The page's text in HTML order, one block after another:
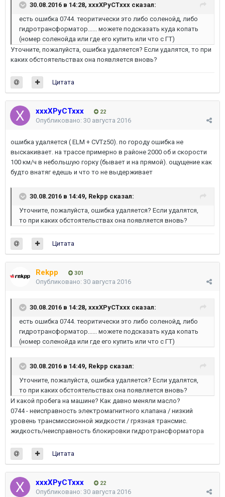
30.08.2016 в 14:28, xxxXPyCTxxx сказал:
есть ошибка 0744. теоритически это либо соленойд, либо
гидротрансформатор...... можете подсказать куда копать
(номер соленойда или где его купить или что с ГТ)
Уточните, пожалуйста, ошибка удаляется? Если удалятся, то при
каких обстоятельствах она появляется вновь?
Цитата
xxxXPyCTxxx 22
Опубликовано: 30 августа 2016
ошибка удаляется ( ELM + CVTz50). по городу ошибка не
выскакивает. на трассе примерно в районе 2000 об и скорости
100 км/ч в небольшую горку (бывает и на прямой). ощущение как
будто внатяг едешь и что то не выдерживает
30.08.2016 в 14:49, Rekpp сказал:
Уточните, пожалуйста, ошибка удаляется? Если удалятся,
то при каких обстоятельствах она появляется вновь?
Цитата
Rekpp 301
Опубликовано: 30 августа 2016
30.08.2016 в 14:28, xxxXPyCTxxx сказал:
есть ошибка 0744. теоритически это либо соленойд, либо
гидротрансформатор...... можете подсказать куда копать
(номер соленойда или где его купить или что с ГТ)
30.08.2016 в 14:49, Rekpp сказал:
Уточните, пожалуйста, ошибка удаляется? Если удалятся,
то при каких обстоятельствах она появляется вновь?
И какой пробега на машине? Как давно меняли масло?
0744 - неисправность электромагнитного клапана / низкий
уровень трансмиссионной жидкости / грязная трансмис.
жидкость/неисправность блокировки гидротрансформатора
Цитата
xxxXPyCTxxx 22
Опубликовано: 30 августа 2016